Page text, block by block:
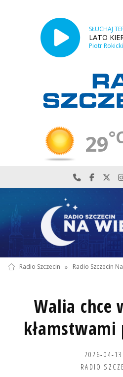
SŁUCHAJ
LATO
Piotr
29
Najlepiej po
Radio Szczecin » Radio Szczecin
Walia chce
2026-04-13
RADIO